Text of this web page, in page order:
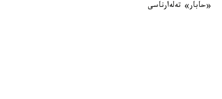
«حابار» تەلەارناسى